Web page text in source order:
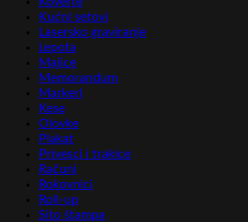
Kućni setovi
Lasersko graviranje
Lepota
Majice
Memorandum
Markeri
Kese
Olovke
Plakat
Privesci i trakice
Računi
Rokovnici
Roll-up
Sito štampa